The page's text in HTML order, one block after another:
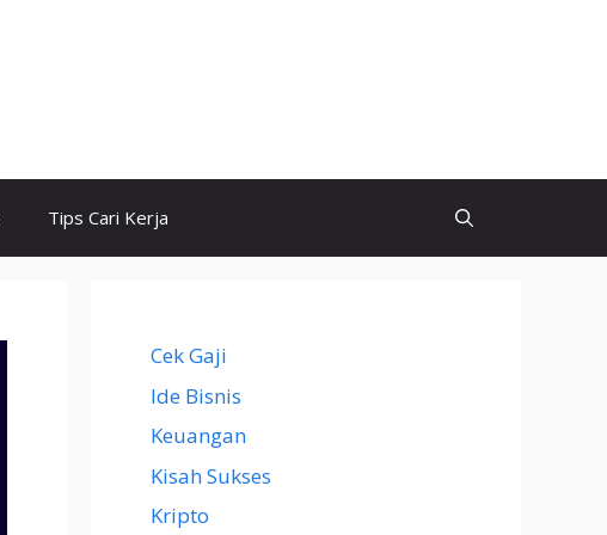
Tips Cari Kerja
Cek Gaji
Ide Bisnis
Keuangan
Kisah Sukses
Kripto